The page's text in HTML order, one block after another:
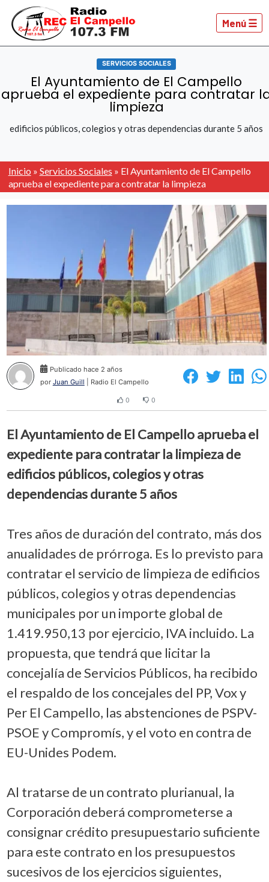
Menú ☰
SERVICIOS SOCIALES
El Ayuntamiento de El Campello
aprueba el expediente para contratar
limpieza
edificios públicos, colegios y otras dependencias durante 5 años
Inicio » Servicios Sociales » El Ayuntamiento de El Campello
aprueba el expediente para contratar la limpieza
Publicado hace 2 años
por Juan Guill | Radio El Campello
0 0
El Ayuntamiento de El Campello aprueba el
expediente para contratar la limpieza de
edificios públicos, colegios y otras
dependencias durante 5 años
Tres años de duración del contrato, más dos
anualidades de prórroga. Es lo previsto para
contratar el servicio de limpieza de edificios
públicos, colegios y otras dependencias
municipales por un importe global de
1.419.950,13 por ejercicio, IVA incluido. La
propuesta, que tendrá que licitar la
concejalía de Servicios Públicos, ha recibido
el respaldo de los concejales del PP, Vox y
Per El Campello, las abstenciones de PSPV-
PSOE y Compromís, y el voto en contra de
EU-Unides Podem.
Al tratarse de un contrato plurianual, la
Corporación deberá comprometerse a
consignar crédito presupuestario suficiente
para este contrato en los presupuestos
sucesivos de los ejercicios siguientes,